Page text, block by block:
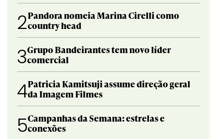
2Pandora nomeia Marina Cirelli como
country head
3Grupo Bandeirantes tem novo líder
comercial
4Patricia Kamitsuji assume direção geral
da Imagem Filmes
5Campanhas da Semana: estrelas e
conexões